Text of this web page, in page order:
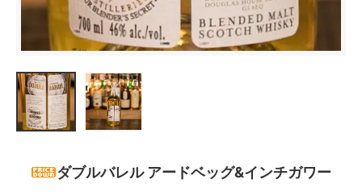
ダブルバレル アードベッグ&インチガワー